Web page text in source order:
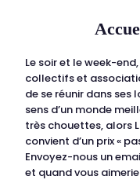
Le soir et le week-
collectifs et
de se réunir dans ses
sens d’un monde
très chouettes, alors
convient d’un prix «
Envoyez-nous un
et quand vous